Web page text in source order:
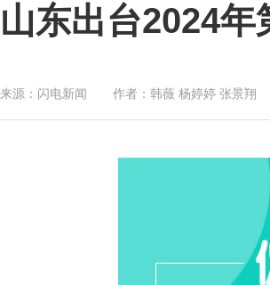
山东出台2024
来源： 闪电新闻 作者： 韩薇 杨婷婷 张景翔